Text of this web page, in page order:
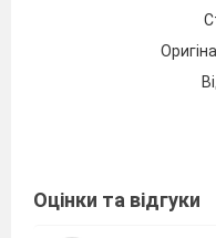
Оцінки та відгуки